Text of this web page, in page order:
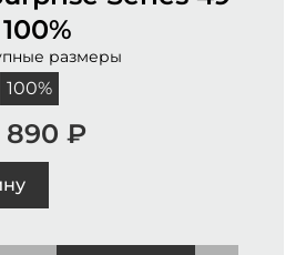
100%
размеры
100%
890₽